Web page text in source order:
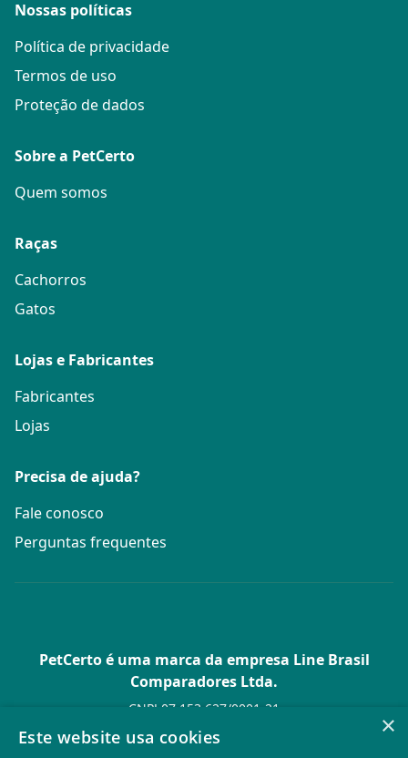
Nossas políticas
Política de privacidade
Termos de uso
Proteção de dados
Sobre a PetCerto
Quem somos
Raças
Cachorros
Gatos
Lojas e Fabricantes
Fabricantes
Lojas
Precisa de ajuda?
Fale conosco
Perguntas frequentes
PetCerto é uma marca da empresa Line Brasil
Comparadores Ltda.
CNPJ 07.153.627/0001-21
Av. Paulista, 1.636 Conj. 4 Pavilhão 15 - Bela Vista - São Paulo -
SP
×
Este website usa cookies